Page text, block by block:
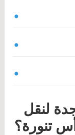
لنقل
تنورة؟